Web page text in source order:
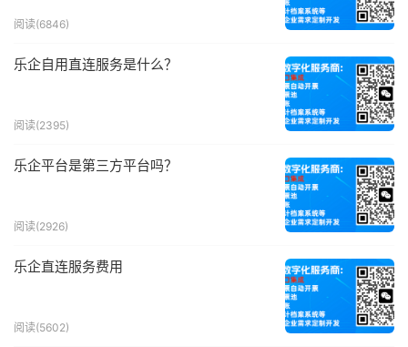
阅读(6846)
乐企自用直连服务是什么？
阅读(2395)
乐企平台是第三方平台吗？
阅读(2926)
乐企直连服务费用
阅读(5602)